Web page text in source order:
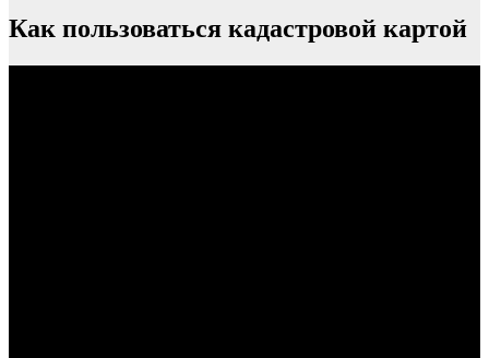
Как пользоваться кадастровой картой